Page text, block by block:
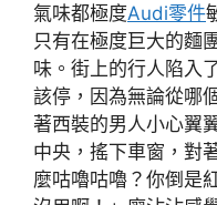
氣味都極度Audi零件
只有在極度巨大的麵
味。街上的行人陷入
該停，因為無論從哪
著西裝的男人小心翼
中央，搖下車窗，對
麼咕嚕咕嚕？你倒是